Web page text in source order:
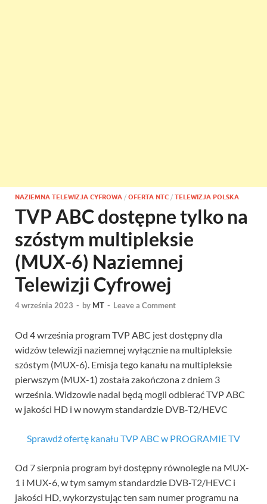
NAZIEMNA TELEWIZJA CYFROWA / OFERTA NTC / TELEWIZJA POLSKA
TVP ABC dostępne tylko na
szóstym multipleksie
(MUX-6) Naziemnej
Telewizji Cyfrowej
4 września 2023 - by MT - Leave a Comment
Od 4 września program TVP ABC jest dostępny dla
widzów telewizji naziemnej wyłącznie na multipleksie
szóstym (MUX-6). Emisja tego kanału na multipleksie
pierwszym (MUX-1) została zakończona z dniem 3
września. Widzowie nadal będą mogli odbierać TVP ABC
w jakości HD i w nowym standardzie DVB-T2/HEVC
Sprawdź ofertę kanału TVP ABC w PROGRAMIE TV
Od 7 sierpnia program był dostępny równolegle na MUX-
1 i MUX-6, w tym samym standardzie DVB-T2/HEVC i
jakości HD, wykorzystując ten sam numer programu na